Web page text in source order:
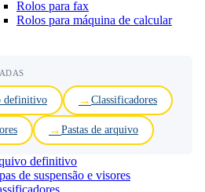
Rolos para fax
Rolos para máquina de calcular
definitivo Classificadores
Pastas de arquivo
definitivo
de suspensão e visores